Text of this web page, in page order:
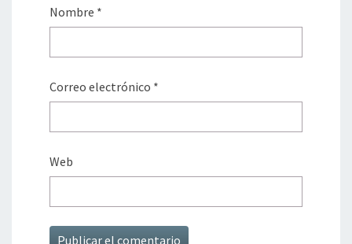
Nombre *
Correo electrónico *
Web